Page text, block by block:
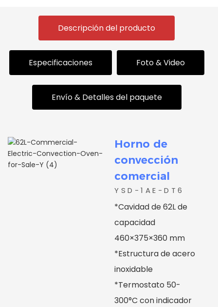
Descripción del producto
Especificaciones Foto & Video
Envío & Detalles del paquete
Horno de
convección
comercial
YSD-1AE-DT6
*Cavidad de 62L de
capacidad
460×375×360 mm
*Estructura de acero
inoxidable
*Termostato 50-
300°C con indicador
unidades/mes